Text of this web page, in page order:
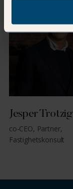
Jesper Trotzig
co-CEO, Partner,
Fastighetskonsult